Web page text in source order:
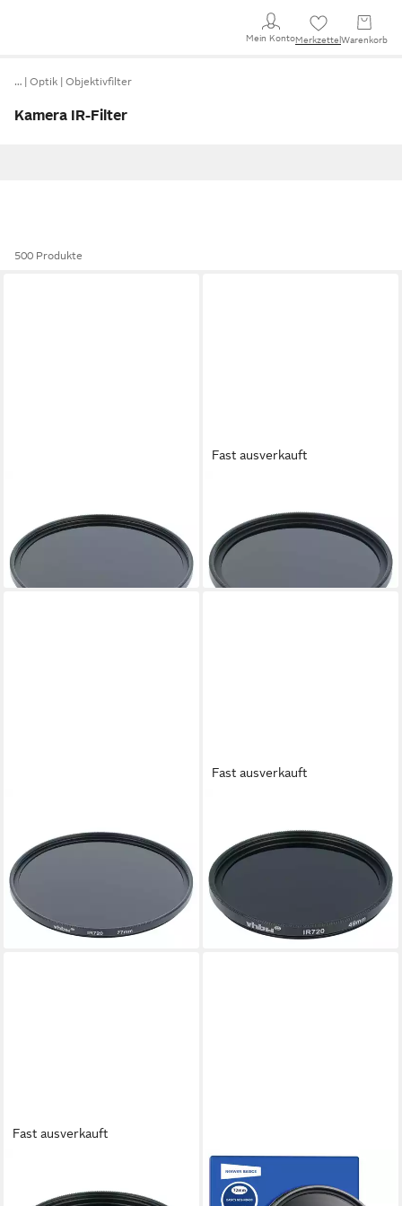
Mein KontoMerkzettel Warenkorb
… Optik Objektivfilter
Kamera IR-Filter
500 Produkte
Infrarotfilter
25,99 €
lieferbar - in 4-5 Werktagen bei dir
Fast ausverkauft
für Digitalkamera / Kamera
Infrarotfilter
22,99 €
lieferbar - in 4-5 Werktagen bei dir
Infrarotfilter
31,99 €
lieferbar - in 4-5 Werktagen bei dir
Fast ausverkauft
PowerShot G7X Mark III
Digitalkamera / Kamera
Infrarotfilter
22,99 €
lieferbar - in 4-5 Werktagen bei dir
Fast ausverkauft
NEEWER
NW SERIES A 67mm